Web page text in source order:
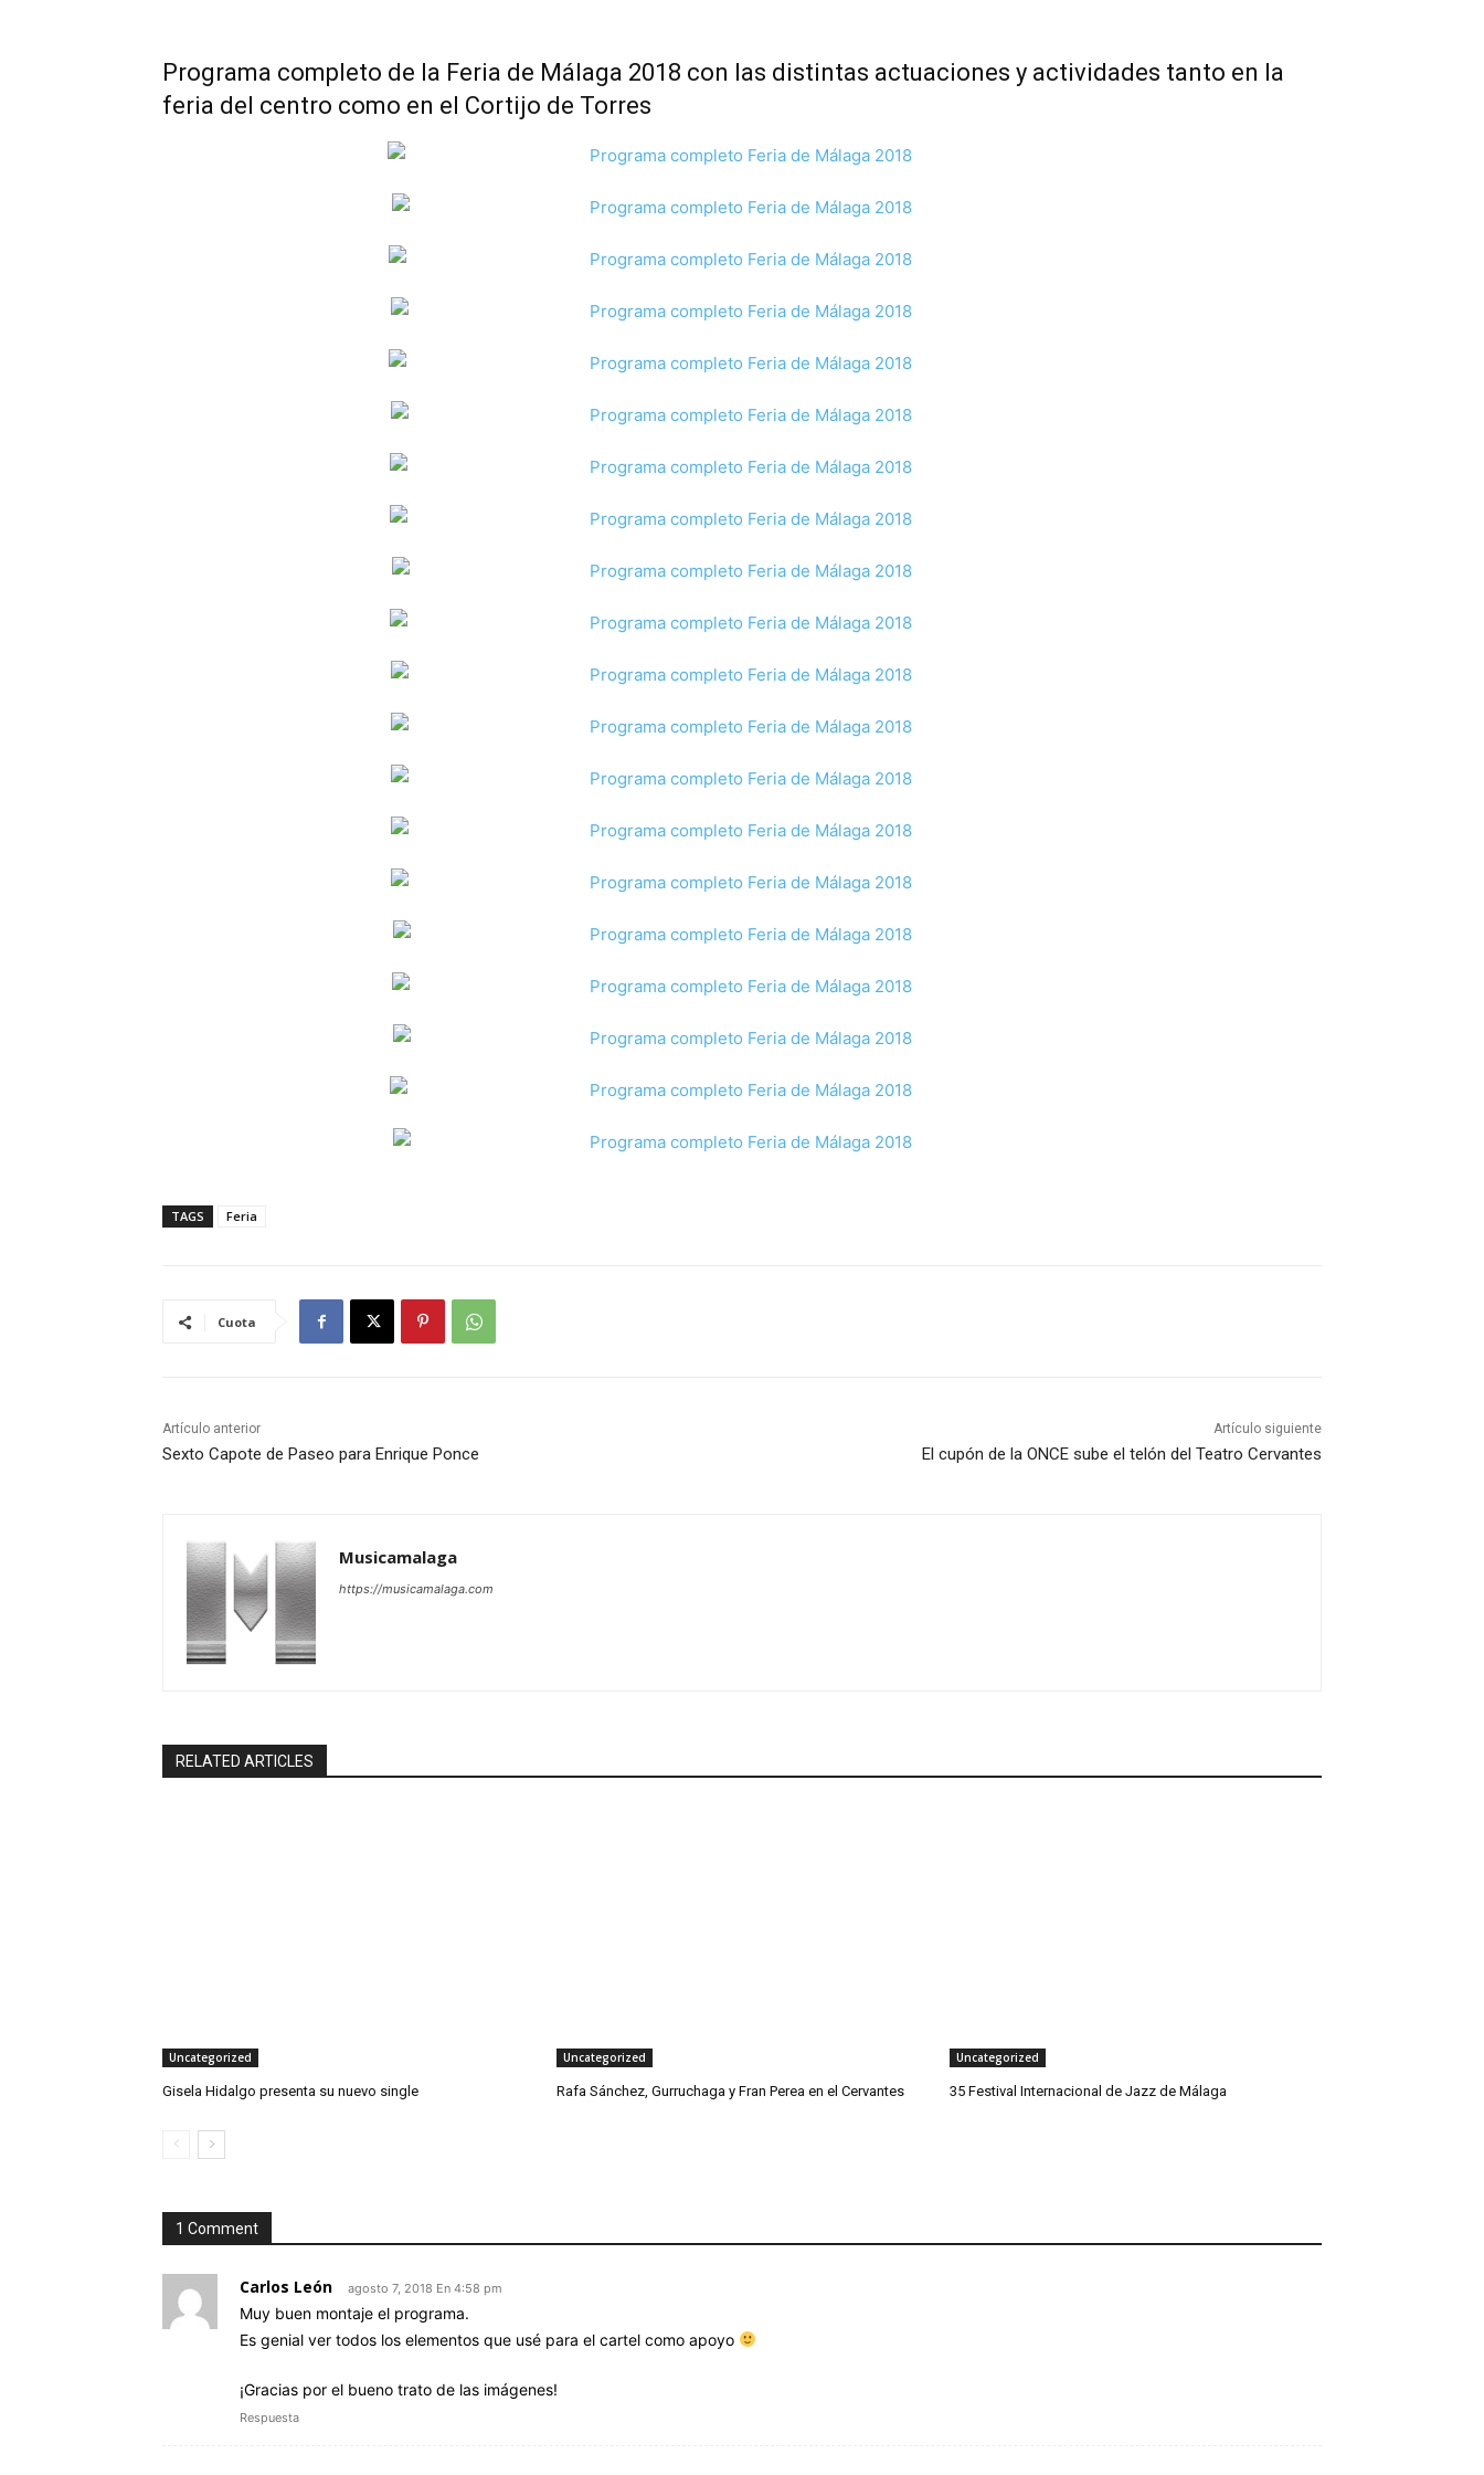
Programa completo de la Feria de Málaga 2018 con las distintas actuaciones y actividades tanto en la
feria del centro como en el Cortijo de Torres
TAGS Feria
Cuota
Artículo anterior
Sexto Capote de Paseo para Enrique Ponce
Artículo siguiente
El cupón de la ONCE sube el telón del Teatro Cervantes
Musicamalaga
https://musicamalaga.com
RELATED ARTICLES
Uncategorized
Gisela Hidalgo presenta su nuevo single
Uncategorized
Rafa Sánchez, Gurruchaga y Fran Perea en el Cervantes
Uncategorized
35 Festival Internacional de Jazz de Málaga
1 Comment
Carlos León agosto 7, 2018 En 4:58 pm
Muy buen montaje el programa.
Es genial ver todos los elementos que usé para el cartel como apoyo
¡Gracias por el bueno trato de las imágenes!
Respuesta